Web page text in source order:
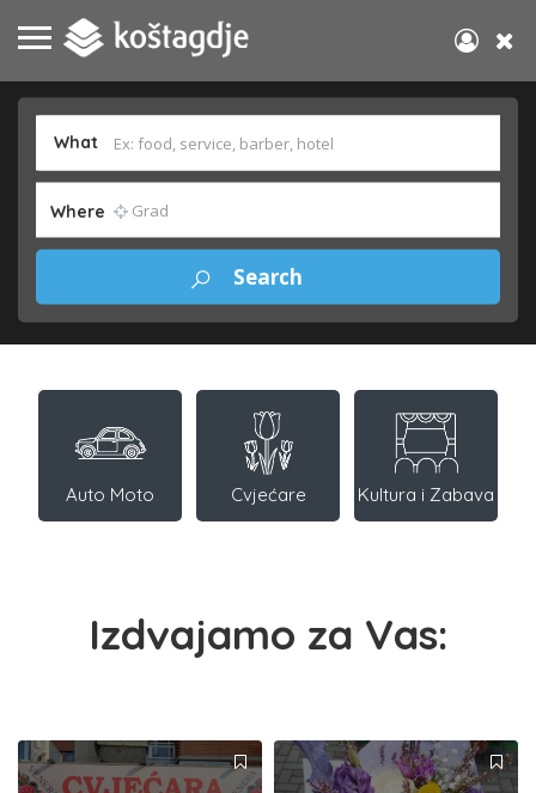
What
Where
Auto Moto Cvjećare Kultura i Zabava
Izdvajamo za Vas: